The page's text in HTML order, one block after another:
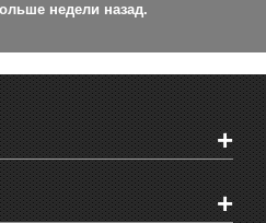
недели назад.
+
+